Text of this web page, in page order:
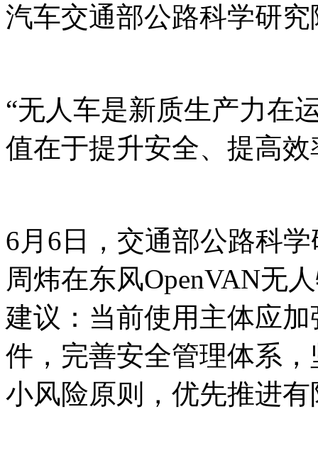
汽车交通部公路科学研
“无人车是新质生产力在
值在于提升安全、提高
6月6日，交通部公路科
周炜在东风OpenVAN无
建议：当前使用主体应
件，完善安全管理体系
小风险原则，优先推进